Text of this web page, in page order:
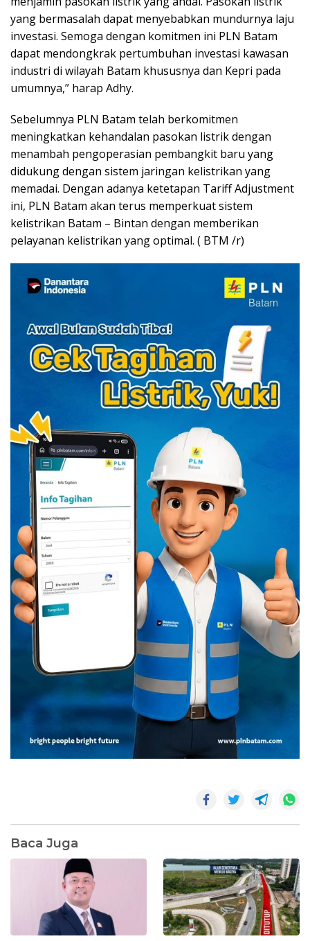
yang bermasalah dapat menyebabkan mundurnya laju
investasi. Semoga dengan komitmen ini PLN Batam
dapat mendongkrak pertumbuhan investasi kawasan
industri di wilayah Batam khususnya dan Kepri pada
umumnya,” harap Adhy.
Sebelumnya PLN Batam telah berkomitmen
meningkatkan kehandalan pasokan listrik dengan
menambah pengoperasian pembangkit baru yang
didukung dengan sistem jaringan kelistrikan yang
memadai. Dengan adanya ketetapan Tariff Adjustment
ini, PLN Batam akan terus memperkuat sistem
kelistrikan Batam – Bintan dengan memberikan
pelayanan kelistrikan yang optimal. ( BTM /r)
Baca Juga